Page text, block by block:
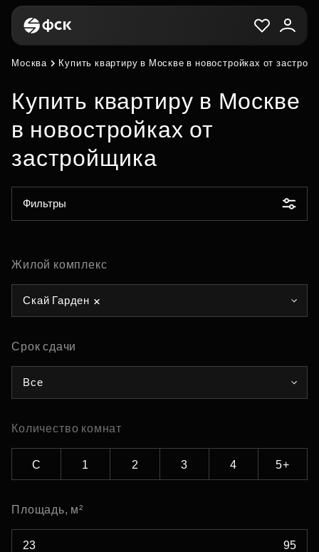
Москва Купить квартиру в Москве в новостройках от
Купить квартиру в Москве
в новостройках от
застройщика
Фильтры
Жилой комплекс
Скай Гарден
Срок сдачи
Все
Количество комнат
С 1 2 3 4 5+
Площадь, м²